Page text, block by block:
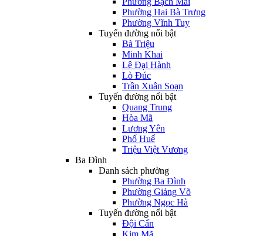
Phường Hai Bà Trưng
Phường Vĩnh Tuy
Tuyến đường nổi bật
Bà Triệu
Minh Khai
Lê Đại Hành
Lò Đúc
Trần Xuân Soạn
Tuyến đường nổi bật
Quang Trung
Hòa Mã
Lương Yên
Phố Huế
Triệu Việt Vương
Ba Đình
Danh sách phường
Phường Ba Đình
Phường Giảng Võ
Phường Ngọc Hà
Tuyến đường nổi bật
Đội Cấn
Kim Mã